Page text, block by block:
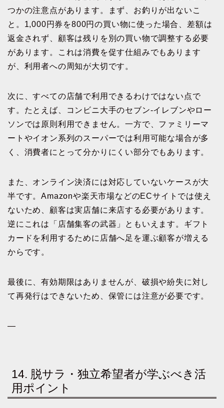
つかの注意点があります。まず、お釣りが出ないこ
と。1,000円券を800円の買い物に使った場合、差額は
返金されず、顧客は残りを別の買い物で調整する必要
があります。これは消費を促す仕組みでもあります
が、利用者への周知が大切です。
次に、すべての店舗で利用できるわけではない点で
す。たとえば、コンビニ大手のセブン-イレブンやロー
ソンでは原則利用できません。一方で、ファミリーマ
ートやイオン系列のスーパーでは利用可能な場合が多
く、消費者にとって分かりにくい部分でもあります。
また、オンライン決済には対応していないケースが大
半です。Amazonや楽天市場などのECサイトでは使え
ないため、顧客は実店舗に来店する必要があります。
逆にこれは「店舗集客の武器」ともいえます。ギフト
カードを利用するために店舗へ足を運ぶ顧客が増える
からです。
最後に、有効期限はありませんが、破損や紛失に対し
て再発行はできないため、保管には注意が必要です。
—
14. 脱サラ・独立希望者が学ぶべき活
用ポイント